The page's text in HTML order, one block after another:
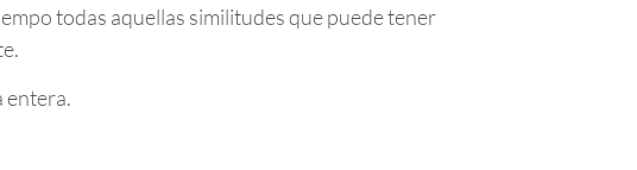
todas aquellas similitudes que puede tener
entera.